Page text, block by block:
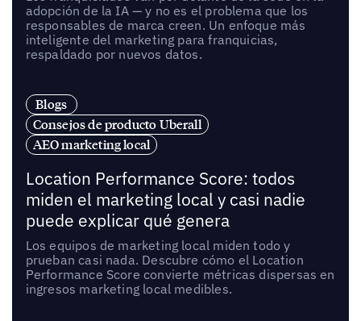
adopción de la IA — y no es el problema que los
responsables de marca creen. Un enfoque más
inteligente del marketing para franquicias,
respaldado por nuevos datos.
Blogs
Consejos de producto Uberall
AEO marketing local
Location Performance Score: todos
miden el marketing local y casi nadie
puede explicar qué genera
Los equipos de marketing local miden todo y
prueban casi nada. Descubre cómo el Location
Performance Score convierte métricas dispersas en
ingresos marketing local medibles.